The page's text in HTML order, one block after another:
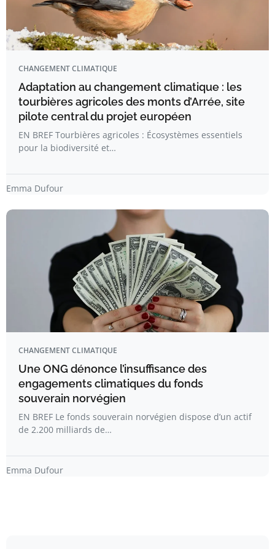
CHANGEMENT CLIMATIQUE
Adaptation au changement climatique : les
tourbières agricoles des monts d’Arrée, site
pilote central du projet européen
EN BREF Tourbières agricoles : Écosystèmes essentiels
pour la biodiversité et…
Emma Dufour
CHANGEMENT CLIMATIQUE
Une ONG dénonce l’insuffisance des
engagements climatiques du fonds
souverain norvégien
EN BREF Le fonds souverain norvégien dispose d’un actif
de 2.200 milliards de…
Emma Dufour